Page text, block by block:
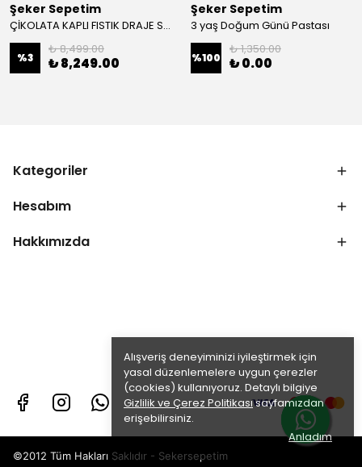
Alışveriş deneyiminizi iyileştirmek için
yasal düzenlemelere uygun çerezler
(cookies) kullanıyoruz. Detaylı bilgiye
Gizlilik ve Çerez Politikasısayfamızdan
erişebilirsiniz.
Anladım
Şeker Sepetim
ÇİKOLATA KAPLI FISTIK DRAJE SÜTLÜ (MAT FISTIK) 10 KG
%3
₺ 8,499.00
₺ 8,249.00
Şeker Sepetim
3 yaş Doğum Günü Pastası
%100
₺ 1,350.00
₺ 0.00
Kategoriler
Hesabım
Hakkımızda
©2012 Tüm Hakları Saklıdır - Sekersepetim